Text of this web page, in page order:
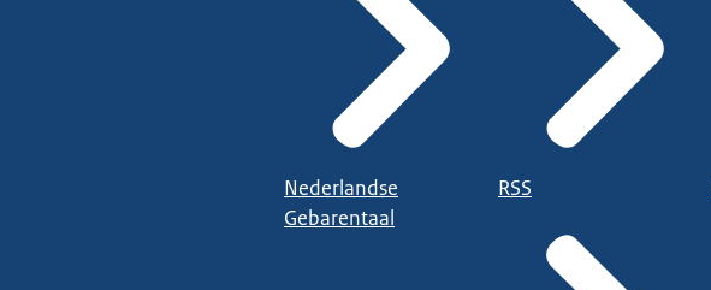
Nederlandse
Gebarentaal
RSS